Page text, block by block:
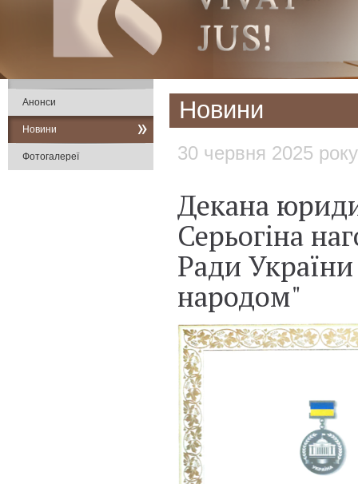
Новини
30 червня 2025 року
Декана
Серьогіна
Ради
народом"
Анонси
Новини
Фотогалереї